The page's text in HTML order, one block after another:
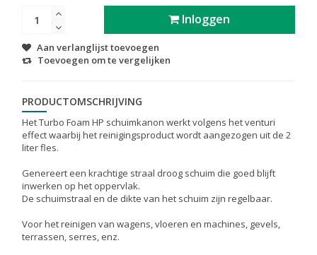
Inloggen
Aan verlanglijst toevoegen
Toevoegen om te vergelijken
PRODUCTOMSCHRIJVING
Het Turbo Foam HP schuimkanon werkt volgens het venturi
effect waarbij het reinigingsproduct wordt aangezogen uit de 2
liter fles.
Genereert een krachtige straal droog schuim die goed blijft
inwerken op het oppervlak.
De schuimstraal en de dikte van het schuim zijn regelbaar.
Voor het reinigen van wagens, vloeren en machines, gevels,
terrassen, serres, enz.